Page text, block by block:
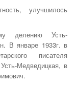
улучшилось
делению Усть-
В январе 1933г. в
писателя
Медведицкая, в